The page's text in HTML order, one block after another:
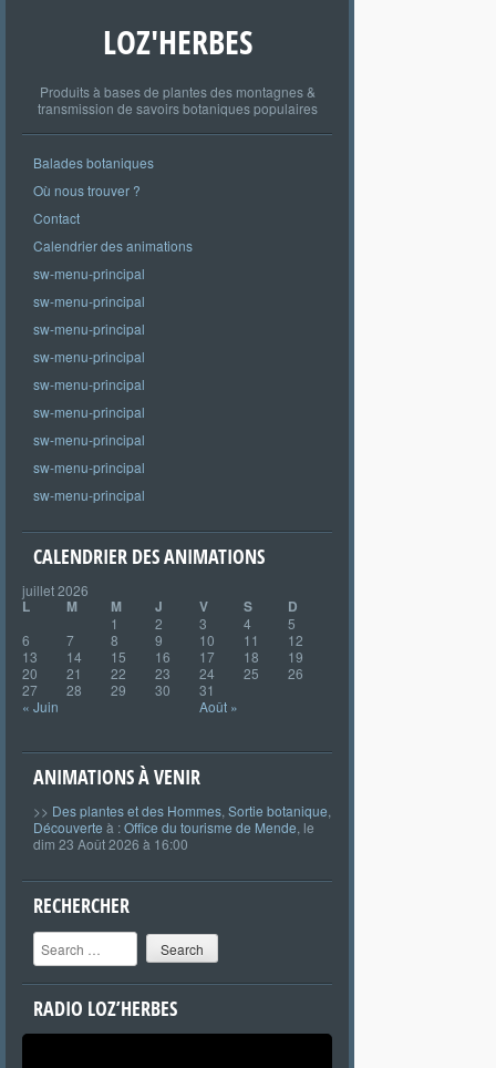
LOZ'HERBES
Produits à bases de plantes des montagnes &
transmission de savoirs botaniques populaires
Balades botaniques
Où nous trouver ?
Contact
Calendrier des animations
sw-menu-principal
sw-menu-principal
sw-menu-principal
sw-menu-principal
sw-menu-principal
sw-menu-principal
sw-menu-principal
sw-menu-principal
sw-menu-principal
CALENDRIER DES ANIMATIONS
juillet 2026
L M M J V S D
1 2 3 4
5
6
7 8 9 10 11
12
13
14 15 16 17 18
19
20
21 22 23 24 25
26
27
28 29 30
31
« Juin
Août »
ANIMATIONS À VENIR
>> Des plantes et des Hommes Sortie botanique
Découverte à :Office du tourisme de Mende , le
dim 23 Août 2026 à 16:00
RECHERCHER
Search
RADIO LOZ’HERBES
Lecteur